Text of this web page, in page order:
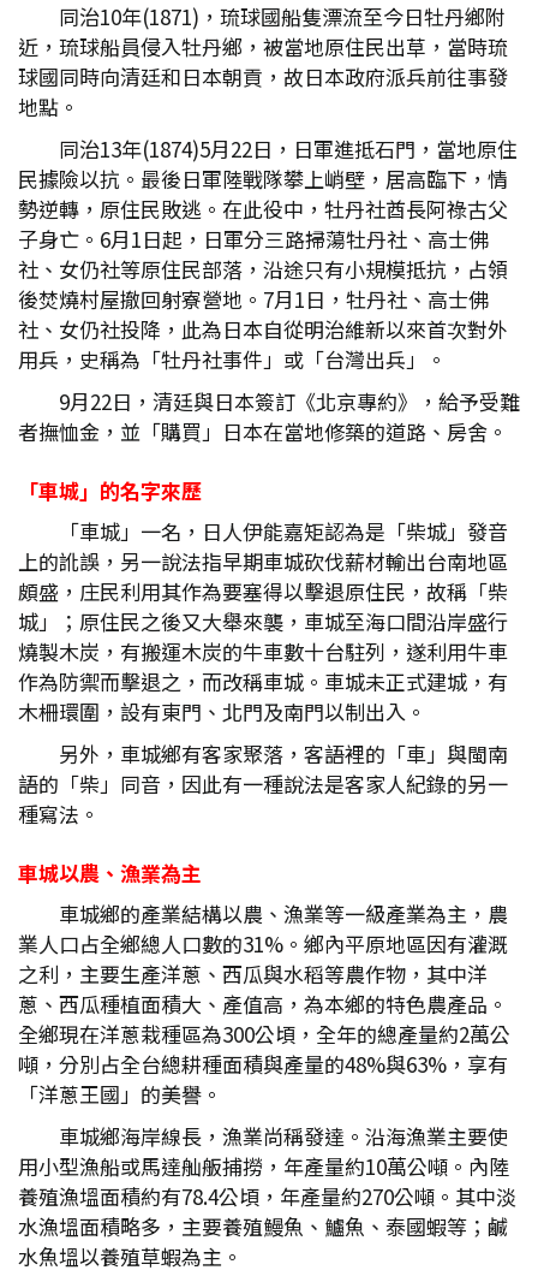
同治10年(1871)，琉球國船隻漂流至今日牡丹鄉附
近，琉球船員侵入牡丹鄉，被當地原住民出草，當時琉
球國同時向清廷和日本朝貢，故日本政府派兵前往事發
地點。
同治13年(1874)5月22日，日軍進抵石門，當地原住
民據險以抗。最後日軍陸戰隊攀上峭壁，居高臨下，情
勢逆轉，原住民敗逃。在此役中，牡丹社酋長阿祿古父
子身亡。6月1日起，日軍分三路掃蕩牡丹社、高士佛
社、女仍社等原住民部落，沿途只有小規模抵抗，占領
後焚燒村屋撤回射寮營地。7月1日，牡丹社、高士佛
社、女仍社投降，此為日本自從明治維新以來首次對外
用兵，史稱為「牡丹社事件」或「台灣出兵」。
9月22日，清廷與日本簽訂《北京專約》，給予受難
者撫恤金，並「購買」日本在當地修築的道路、房舍。
「車城」的名字來歷
「車城」一名，日人伊能嘉矩認為是「柴城」發音
上的訛誤，另一說法指早期車城砍伐薪材輸出台南地區
頗盛，庄民利用其作為要塞得以擊退原住民，故稱「柴
城」；原住民之後又大舉來襲，車城至海口間沿岸盛行
燒製木炭，有搬運木炭的牛車數十台駐列，遂利用牛車
作為防禦而擊退之，而改稱車城。車城未正式建城，有
木柵環圍，設有東門、北門及南門以制出入。
另外，車城鄉有客家聚落，客語裡的「車」與閩南
語的「柴」同音，因此有一種說法是客家人紀錄的另一
種寫法。
車城以農、漁業為主
車城鄉的產業結構以農、漁業等一級產業為主，農
業人口占全鄉總人口數的31%。鄉內平原地區因有灌溉
之利，主要生產洋蔥、西瓜與水稻等農作物，其中洋
蔥、西瓜種植面積大、產值高，為本鄉的特色農產品。
全鄉現在洋蔥栽種區為300公頃，全年的總產量約2萬公
噸，分別占全台總耕種面積與產量的48%與63%，享有
「洋蔥王國」的美譽。
車城鄉海岸線長，漁業尚稱發達。沿海漁業主要使
用小型漁船或馬達舢舨捕撈，年產量約10萬公噸。內陸
養殖漁塭面積約有78.4公頃，年產量約270公噸。其中淡
水漁塭面積略多，主要養殖鰻魚、鱸魚、泰國蝦等；鹹
水魚塭以養殖草蝦為主。